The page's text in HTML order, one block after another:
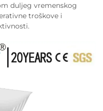
duljeg vremenskog
troškove i